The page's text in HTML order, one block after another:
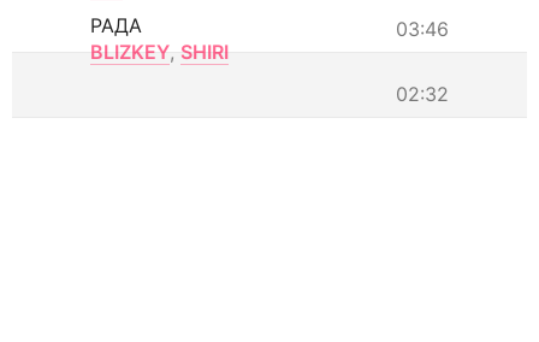
03:46
РАДА
BLIZKEY, SHIRI
02:32